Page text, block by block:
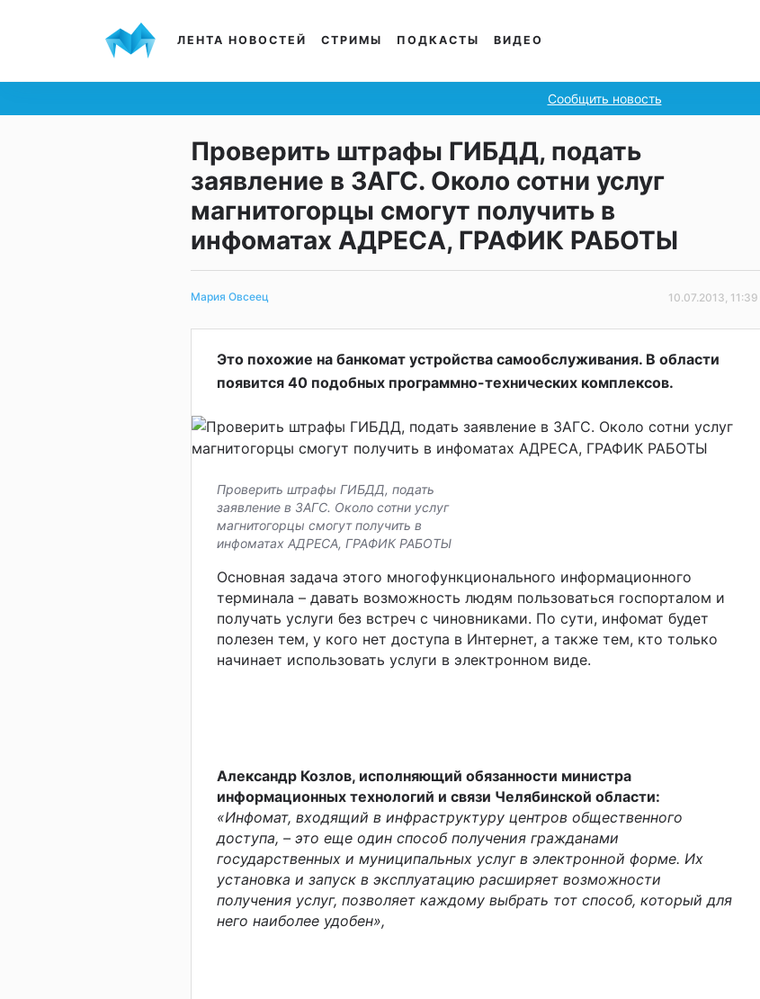
ЛЕНТА НОВОСТЕЙ СТРИМЫ ПОДКАСТЫ ВИДЕО
Сообщить новость
Проверить штрафы ГИБДД, подать
заявление в ЗАГС. Около сотни услуг
магнитогорцы смогут получить в
инфоматах АДРЕСА, ГРАФИК РАБОТЫ
Мария Овсеец 10.07.2013, 11:39
Это похожие на банкомат устройства самообслуживания. В области
появится 40 подобных программно-технических комплексов.
Проверить штрафы ГИБДД, подать
заявление в ЗАГС. Около сотни услуг
магнитогорцы смогут получить в
инфоматах АДРЕСА, ГРАФИК РАБОТЫ
Основная задача этого многофункционального информационного
терминала – давать возможность людям пользоваться госпорталом и
получать услуги без встреч с чиновниками. По сути, инфомат будет
полезен тем, у кого нет доступа в Интернет, а также тем, кто только
начинает использовать услуги в электронном виде.
Александр Козлов, исполняющий обязанности министра
информационных технологий и связи Челябинской области:
«Инфомат, входящий в инфраструктуру центров общественного
доступа, – это еще один способ получения гражданами
государственных и муниципальных услуг в электронной форме. Их
установка и запуск в эксплуатацию расширяет возможности
получения услуг, позволяет каждому выбрать тот способ, который для
него наиболее удобен»,